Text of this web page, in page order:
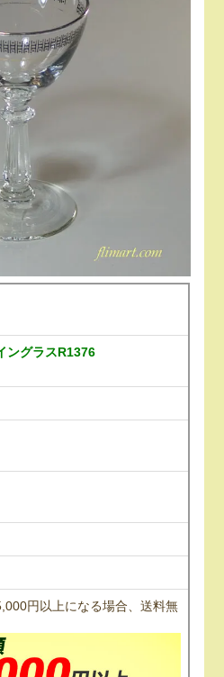
ングラスR1376
円以上になる場合、送料無